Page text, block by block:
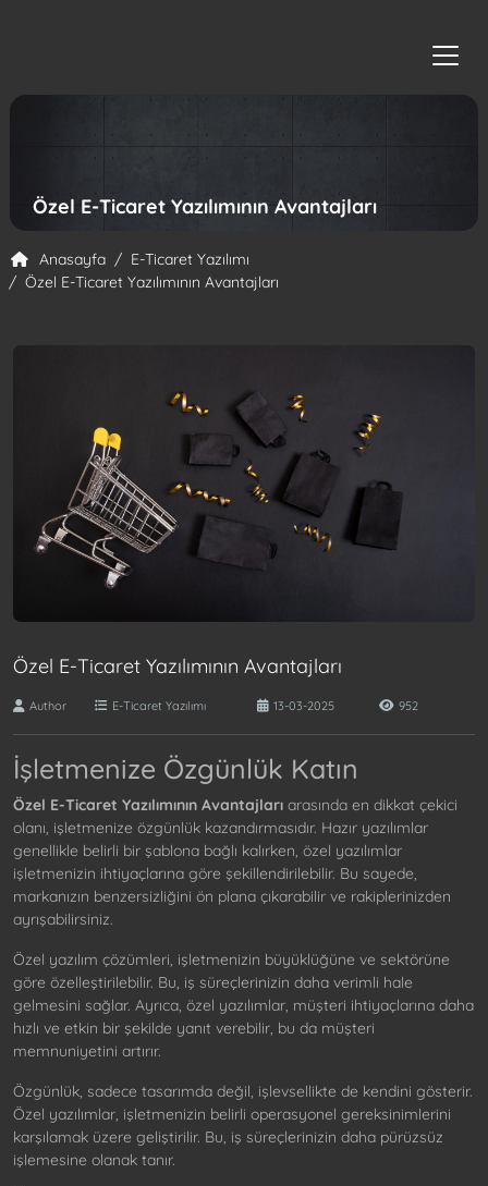
Özel E-Ticaret Yazılımının Avantajları
Anasayfa
E-Ticaret Yazılımı
Özel E-Ticaret Yazılımının Avantajları
Özel E-Ticaret Yazılımının Avantajları
Author E-Ticaret Yazılımı 13-03-2025 952
İşletmenize Özgünlük Katın
Özel E-Ticaret Yazılımının Avantajları arasında en dikkat çekici
olanı, işletmenize özgünlük kazandırmasıdır. Hazır yazılımlar
genellikle belirli bir şablona bağlı kalırken, özel yazılımlar
işletmenizin ihtiyaçlarına göre şekillendirilebilir. Bu sayede,
markanızın benzersizliğini ön plana çıkarabilir ve rakiplerinizden
ayrışabilirsiniz.
Özel yazılım çözümleri, işletmenizin büyüklüğüne ve sektörüne
göre özelleştirilebilir. Bu, iş süreçlerinizin daha verimli hale
gelmesini sağlar. Ayrıca, özel yazılımlar, müşteri ihtiyaçlarına daha
hızlı ve etkin bir şekilde yanıt verebilir, bu da müşteri
memnuniyetini artırır.
Özgünlük, sadece tasarımda değil, işlevsellikte de kendini gösterir.
Özel yazılımlar, işletmenizin belirli operasyonel gereksinimlerini
karşılamak üzere geliştirilir. Bu, iş süreçlerinizin daha pürüzsüz
işlemesine olanak tanır.